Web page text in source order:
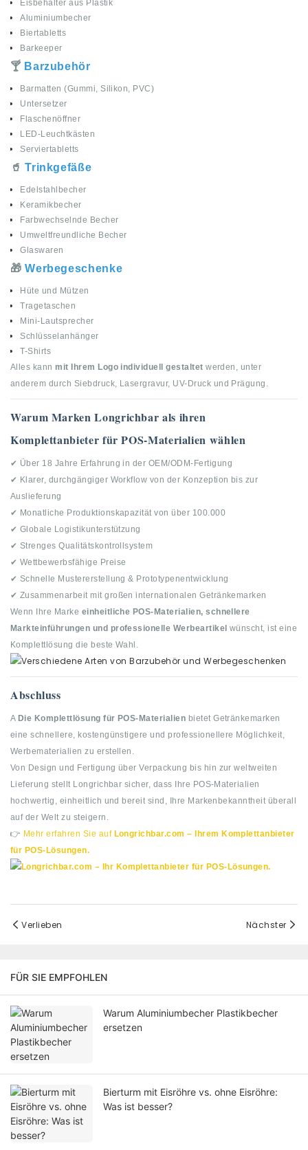
Eisbehälter aus Plastik
Aluminiumbecher
Biertabletts
Barkeeper
🍸 Barzubehör
Barmatten (Gummi, Silikon, PVC)
Untersetzer
Flaschenöffner
LED-Leuchtkästen
Serviertabletts
🥤Trinkgefäße
Edelstahlbecher
Keramikbecher
Farbwechselnde Becher
Umweltfreundliche Becher
Glaswaren
🎁Werbegeschenke
Hüte und Mützen
Tragetaschen
Mini-Lautsprecher
Schlüsselanhänger
T-Shirts
Alles kann mit Ihrem Logo individuell gestaltet werden, unter
anderem durch Siebdruck, Lasergravur, UV-Druck und Prägung.
Warum Marken Longrichbar als ihren
Komplettanbieter für POS-Materialien wählen
✔ Über 18 Jahre Erfahrung in der OEM/ODM-Fertigung
✔ Klarer, durchgängiger Workflow von der Konzeption bis zur
Auslieferung
✔ Monatliche Produktionskapazität von über 100.000
✔ Globale Logistikunterstützung
✔ Strenges Qualitätskontrollsystem
✔ Wettbewerbsfähige Preise
✔ Schnelle Mustererstellung & Prototypenentwicklung
✔ Zusammenarbeit mit großen internationalen Getränkemarken
Wenn Ihre Marke einheitliche POS-Materialien, schnellere
Markteinführungen und professionelle Werbeartikel wünscht, ist eine
Komplettlösung die beste Wahl.
Abschluss
A Die Komplettlösung für POS-Materialien bietet Getränkemarken
eine schnellere, kostengünstigere und professionellere Möglichkeit,
Werbematerialien zu erstellen.
Von Design und Fertigung über Verpackung bis hin zur weltweiten
Lieferung stellt Longrichbar sicher, dass Ihre POS-Materialien
hochwertig, einheitlich und bereit sind, Ihre Markenbekanntheit überall
auf der Welt zu steigern.
👉 Mehr erfahren Sie auf Longrichbar.com –
Ihrem Komplettanbieter
für POS-Lösungen.
Verlieben Nächster
FÜR SIE EMPFOHLEN
Warum Aluminiumbecher Plastikbecher
ersetzen
Bierturm mit Eisröhre vs. ohne Eisröhre:
Was ist besser?